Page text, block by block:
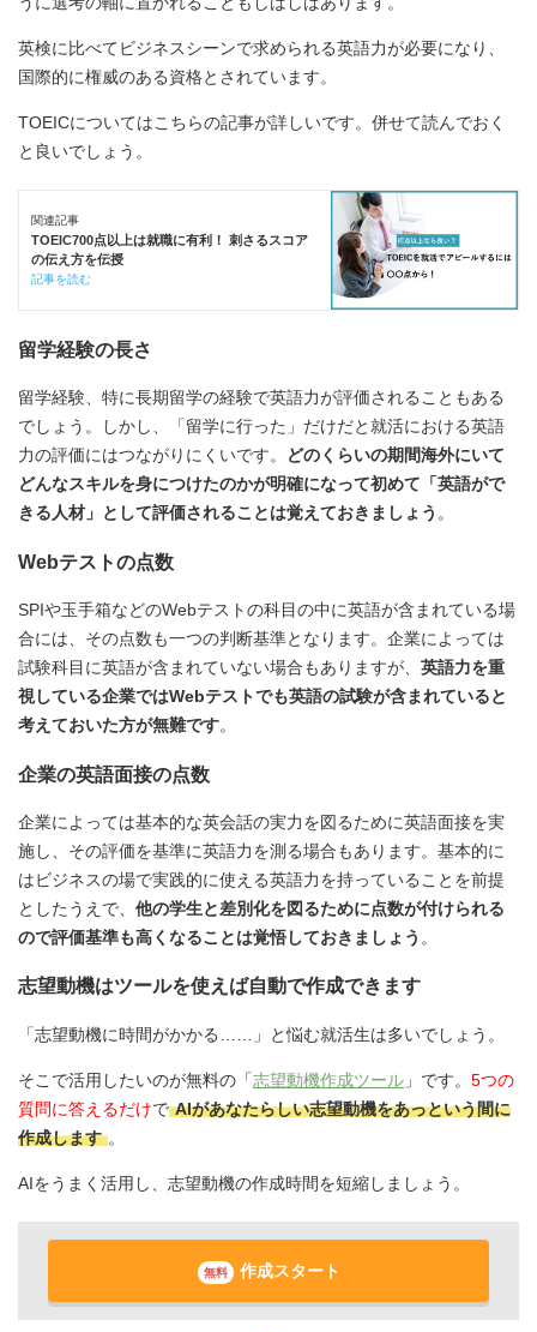
英検に比べてビジネスシーンで求められる英語力が必要になり、
国際的に権威のある資格とされています。
TOEICについてはこちらの記事が詳しいです。併せて読んでおく
と良いでしょう。
関連記事
TOEIC700点以上は就職に有利！ 刺さるスコア
の伝え方を伝授
記事を読む
留学経験の長さ
留学経験、特に長期留学の経験で英語力が評価されることもある
でしょう。しかし、「留学に行った」だけだと就活における英語
力の評価にはつながりにくいです。
どのくらいの期間海外にいて
どんなスキルを身につけたのかが明確になって初めて「英語がで
きる人材」として評価されることは覚えておきましょう 。
Webテストの点数
SPIや玉手箱などのWebテストの科目の中に英語が含まれている場
合には、その点数も一つの判断基準となります。企業によっては
試験科目に英語が含まれていない場合もありますが、 英語力を重
視している企業ではWebテストでも英語の試験が含まれていると
考えておいた方が無難です。
企業の英語面接の点数
企業によっては基本的な英会話の実力を図るために英語面接を実
施し、その評価を基準に英語力を測る場合もあります。基本的に
はビジネスの場で実践的に使える英語力を持っていることを前提
としたうえで、 他の学生と差別化を図るために点数が付けられる
ので評価基準も高くなることは覚悟しておきましょう 。
志望動機はツールを使えば自動で作成できます
「志望動機に時間がかかる……」と悩む就活生は多いでしょう。
そこで活用したいのが無料の「志望動機作成ツール 」です。 5つの
質問に答えるだけで AIがあなたらしい志望動機をあっという間に
作成します 。
AIをうまく活用し、志望動機の作成時間を短縮しましょう。
無料 作成スタート